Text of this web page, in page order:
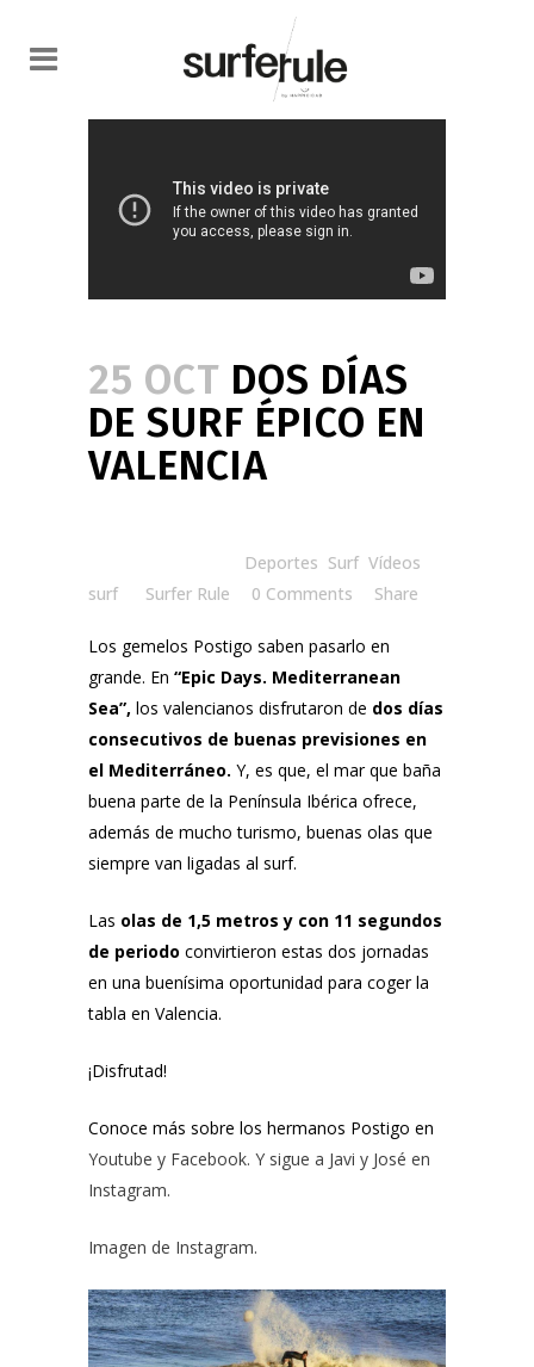
25 OCT DOS DÍAS
DE SURF ÉPICO EN
VALENCIA
Deportes Surf Vídeos
surf
Surfer Rule 0 Comments Share
Los gemelos Postigo saben pasarlo en
grande. En “Epic Days. Mediterranean
Sea”, los valencianos disfrutaron de dos días
consecutivos de buenas previsiones en
el Mediterráneo. Y, es que, el mar que baña
buena parte de la Península Ibérica ofrece,
además de mucho turismo, buenas olas que
siempre van ligadas al surf.
Las olas de 1,5 metros y con 11 segundos
de periodo convirtieron estas dos jornadas
en una buenísima oportunidad para coger la
tabla en Valencia.
¡Disfrutad!
Conoce más sobre los hermanos Postigo en
Youtube y Facebook. Y sigue a Javi y José en
Instagram.
Imagen de Instagram.